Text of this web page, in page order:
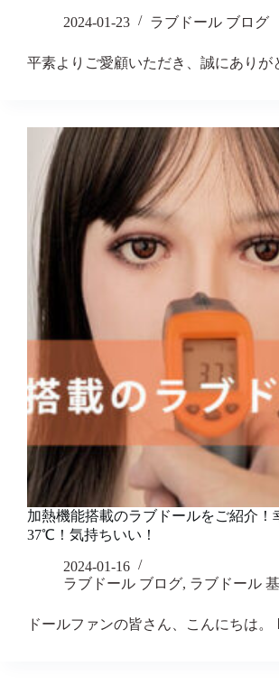
2024-01-23 ラブドール ブログ
平素よりご愛顧いただき、誠にあり
加熱機能搭載のラブドールをご紹介！
37℃！気持ちいい！
2024-01-16
ラブドール ブログ, ラブドール
ドールファンの皆さん、こんにちは